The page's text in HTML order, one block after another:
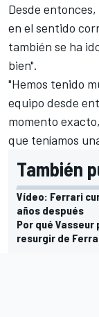
Desde
en el sentido
también se ha
bien".
"Hemos tenido
equipo desde
momento
que teníamos
También
Vídeo: Ferrari
años después
Por qué
resurgir de